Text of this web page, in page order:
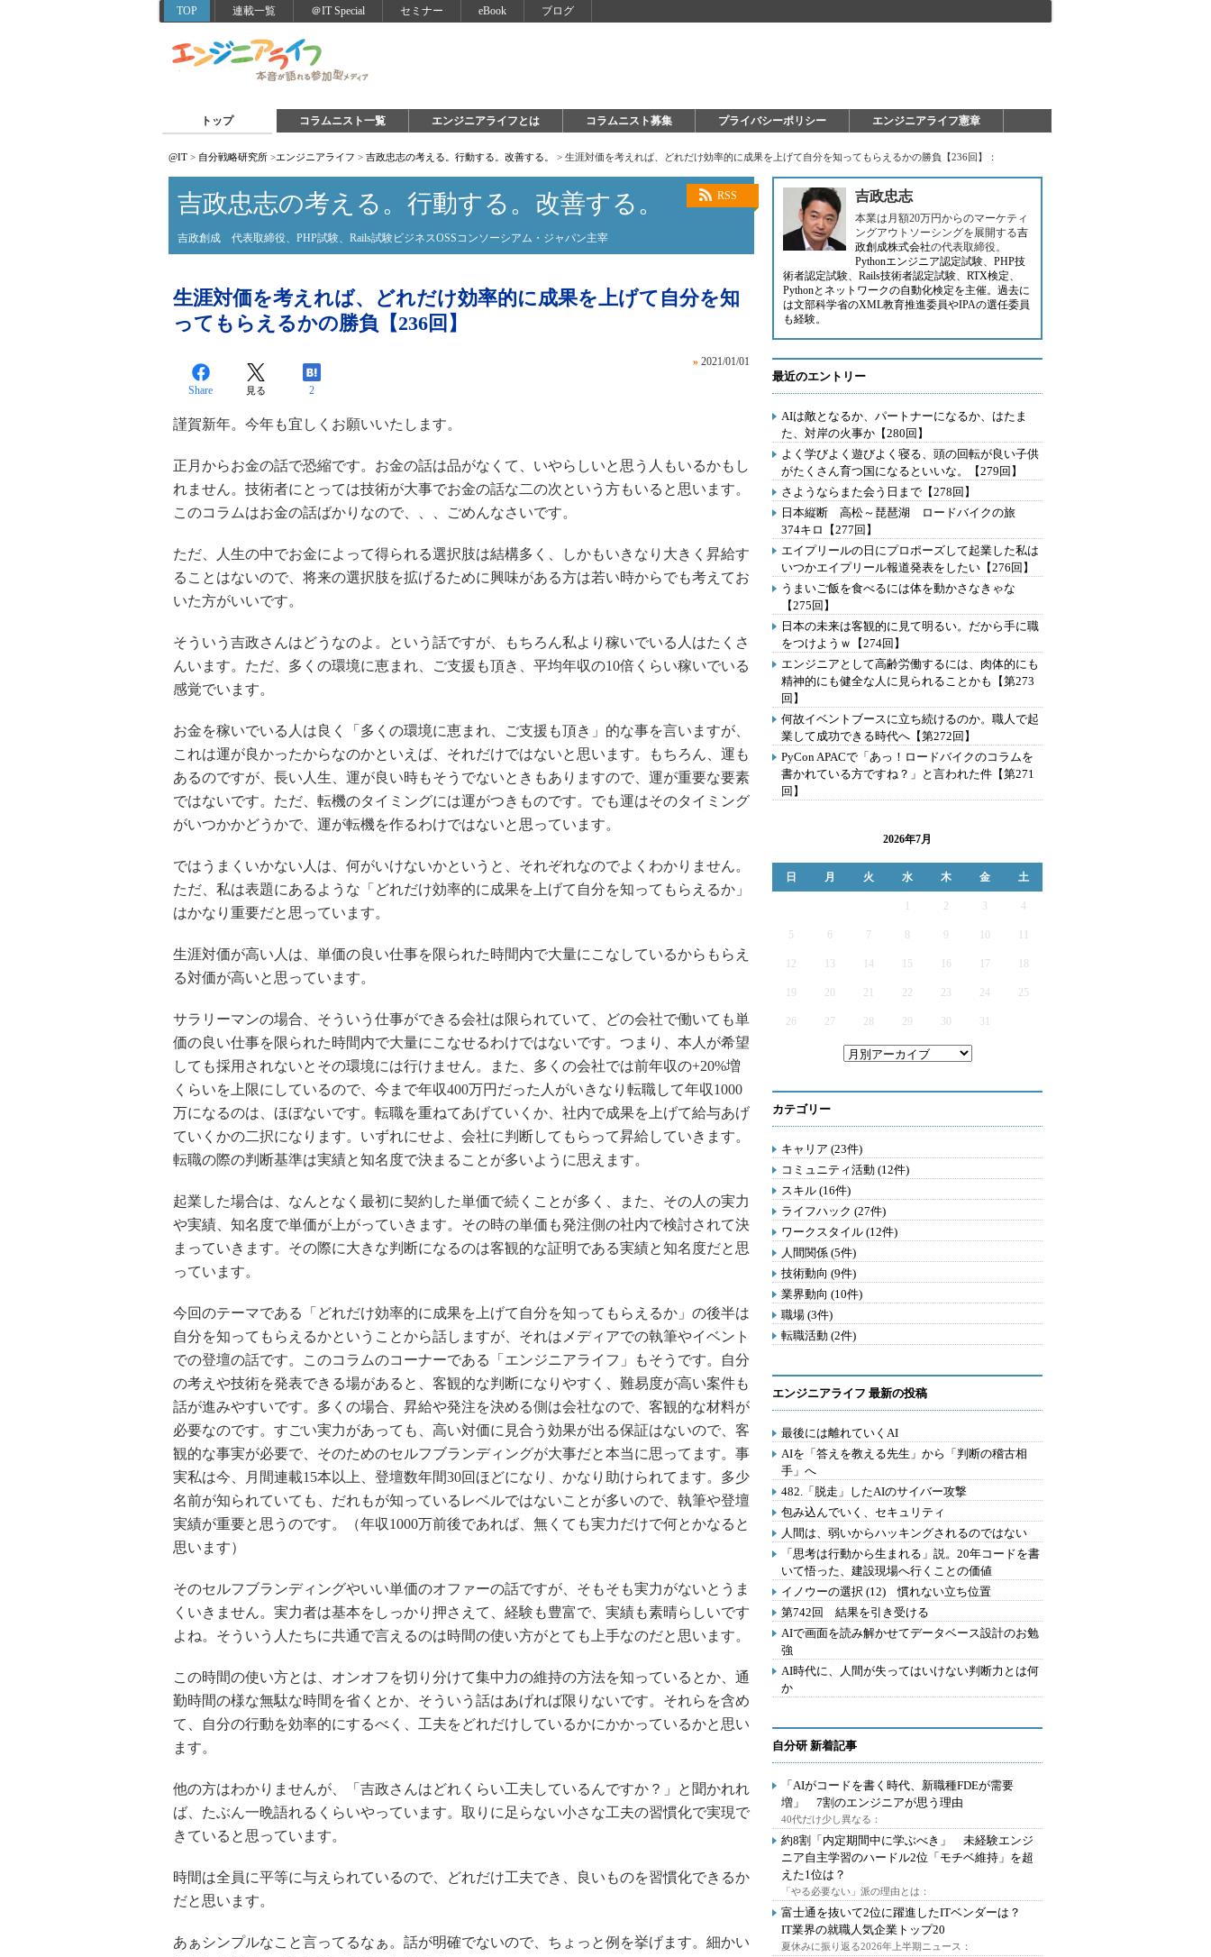
TOP 連載一覧 ＠IT Special セミナー eBook ブログ
トップ コラムニスト一覧 エンジニアライフとは コラムニスト募集 プライバシーポリシー エンジニアライフ憲章
@IT > 自分戦略研究所 >エンジニアライフ > 吉政忠志の考える。行動する。改善する。 > 生涯対価を考えれば、どれだけ効率的に成果を上げて自分を知ってもらえるかの勝負【236回】：
RSS
吉政忠志の考える。行動する。改善する。
吉政創成 代表取締役、PHP試験、Rails試験ビジネスOSSコンソーシアム・ジャパン主宰
生涯対価を考えれば、どれだけ効率的に成果を上げて自分を知
ってもらえるかの勝負【236回】
» 2021/01/01
Share 見る 2
謹賀新年。今年も宜しくお願いいたします。
正月からお金の話で恐縮です。お金の話は品がなくて、いやらしいと思う人もいるかもし
れません。技術者にとっては技術が大事でお金の話な二の次という方もいると思います。
このコラムはお金の話ばかりなので、、、ごめんなさいです。
ただ、人生の中でお金によって得られる選択肢は結構多く、しかもいきなり大きく昇給す
ることはないので、将来の選択肢を拡げるために興味がある方は若い時からでも考えてお
いた方がいいです。
そういう吉政さんはどうなのよ。という話ですが、もちろん私より稼いでいる人はたくさ
んいます。ただ、多くの環境に恵まれ、ご支援も頂き、平均年収の10倍くらい稼いでいる
感覚でいます。
お金を稼いでいる人は良く「多くの環境に恵まれ、ご支援も頂き」的な事を言いますが、
これは運が良かったからなのかといえば、それだけではないと思います。もちろん、運も
あるのですが、長い人生、運が良い時もそうでないときもありますので、運が重要な要素
ではないです。ただ、転機のタイミングには運がつきものです。でも運はそのタイミング
がいつかかどうかで、運が転機を作るわけではないと思っています。
ではうまくいかない人は、何がいけないかというと、それぞれなのでよくわかりません。
ただ、私は表題にあるような「どれだけ効率的に成果を上げて自分を知ってもらえるか」
はかなり重要だと思っています。
生涯対価が高い人は、単価の良い仕事を限られた時間内で大量にこなしているからもらえ
る対価が高いと思っています。
サラリーマンの場合、そういう仕事ができる会社は限られていて、どの会社で働いても単
価の良い仕事を限られた時間内で大量にこなせるわけではないです。つまり、本人が希望
しても採用されないとその環境には行けません。また、多くの会社では前年収の+20%増
くらいを上限にしているので、今まで年収400万円だった人がいきなり転職して年収1000
万になるのは、ほぼないです。転職を重ねてあげていくか、社内で成果を上げて給与あげ
ていくかの二択になります。いずれにせよ、会社に判断してもらって昇給していきます。
転職の際の判断基準は実績と知名度で決まることが多いように思えます。
起業した場合は、なんとなく最初に契約した単価で続くことが多く、また、その人の実力
や実績、知名度で単価が上がっていきます。その時の単価も発注側の社内で検討されて決
まっていきます。その際に大きな判断になるのは客観的な証明である実績と知名度だと思
っています。
今回のテーマである「どれだけ効率的に成果を上げて自分を知ってもらえるか」の後半は
自分を知ってもらえるかということから話しますが、それはメディアでの執筆やイベント
での登壇の話です。このコラムのコーナーである「エンジニアライフ」もそうです。自分
の考えや技術を発表できる場があると、客観的な判断になりやすく、難易度が高い案件も
話が進みやすいです。多くの場合、昇給や発注を決める側は会社なので、客観的な材料が
必要なのです。すごい実力があっても、高い対価に見合う効果が出る保証はないので、客
観的な事実が必要で、そのためのセルフブランディングが大事だと本当に思ってます。事
実私は今、月間連載15本以上、登壇数年間30回ほどになり、かなり助けられてます。多少
名前が知られていても、だれもが知っているレベルではないことが多いので、執筆や登壇
実績が重要と思うのです。（年収1000万前後であれば、無くても実力だけで何とかなると
思います）
そのセルフブランディングやいい単価のオファーの話ですが、そもそも実力がないとうま
くいきません。実力者は基本をしっかり押さえて、経験も豊富で、実績も素晴らしいです
よね。そういう人たちに共通で言えるのは時間の使い方がとても上手なのだと思います。
この時間の使い方とは、オンオフを切り分けて集中力の維持の方法を知っているとか、通
勤時間の様な無駄な時間を省くとか、そういう話はあげれば限りないです。それらを含め
て、自分の行動を効率的にするべく、工夫をどれだけしているかにかかっているかと思い
ます。
他の方はわかりませんが、「吉政さんはどれくらい工夫しているんですか？」と聞かれれ
ば、たぶん一晩語れるくらいやっています。取りに足らない小さな工夫の習慣化で実現で
きていると思っています。
時間は全員に平等に与えられているので、どれだけ工夫でき、良いものを習慣化できるか
だと思います。
あぁシンプルなこと言ってるなぁ。話が明確でないので、ちょっと例を挙げます。細かい
吉政忠志
本業は月額20万円からのマーケティ
ングアウトソーシングを展開する吉
政創成株式会社の代表取締役。
Pythonエンジニア認定試験、PHP技
術者認定試験、Rails技術者認定試験、RTX検定、
Pythonとネットワークの自動化検定を主催。過去に
は文部科学省のXML教育推進委員やIPAの選任委員
も経験。
最近のエントリー
AIは敵となるか、パートナーになるか、はたま
た、対岸の火事か【280回】
よく学びよく遊びよく寝る、頭の回転が良い子供
がたくさん育つ国になるといいな。【279回】
さようならまた会う日まで【278回】
日本縦断 高松～琵琶湖 ロードバイクの旅
374キロ【277回】
エイプリールの日にプロポーズして起業した私は
いつかエイプリール報道発表をしたい【276回】
うまいご飯を食べるには体を動かさなきゃな
【275回】
日本の未来は客観的に見て明るい。だから手に職
をつけようｗ【274回】
エンジニアとして高齢労働するには、肉体的にも
精神的にも健全な人に見られることかも【第273
回】
何故イベントブースに立ち続けるのか。職人で起
業して成功できる時代へ【第272回】
PyCon APACで「あっ！ロードバイクのコラムを
書かれている方ですね？」と言われた件【第271
回】
2026年7月
日 月 火 水 木 金 土
2 3 4
5 6 7 9
12 13 14 15 16 17
19 20 21 22 23 24 25
26 27 28 29 30 31
カテゴリー
キャリア (23件)
コミュニティ活動 (12件)
スキル (16件)
ライフハック (27件)
ワークスタイル (12件)
人間関係 (5件)
技術動向 (9件)
業界動向 (10件)
職場 (3件)
転職活動 (2件)
エンジニアライフ 最新の投稿
最後には離れていくAI
AIを「答えを教える先生」から「判断の稽古相
手」へ
482.「脱走」したAIのサイバー攻撃
包み込んでいく、セキュリティ
人間は、弱いからハッキングされるのではない
「思考は行動から生まれる」説。20年コードを書
いて悟った、建設現場へ行くことの価値
イノウーの選択 (12) 慣れない立ち位置
第742回 結果を引き受ける
AIで画面を読み解かせてデータベース設計のお勉
強
AI時代に、人間が失ってはいけない判断力とは何
か
自分研 新着記事
「AIがコードを書く時代、新職種FDEが需要
増」 7割のエンジニアが思う理由
40代だけ少し異なる：
約8割「内定期間中に学ぶべき」 未経験エンジ
ニア自主学習のハードル2位「モチベ維持」を超
えた1位は？
「やる必要ない」派の理由とは：
富士通を抜いて2位に躍進したITベンダーは？
IT業界の就職人気企業トップ20
夏休みに振り返る2026年上半期ニュース：